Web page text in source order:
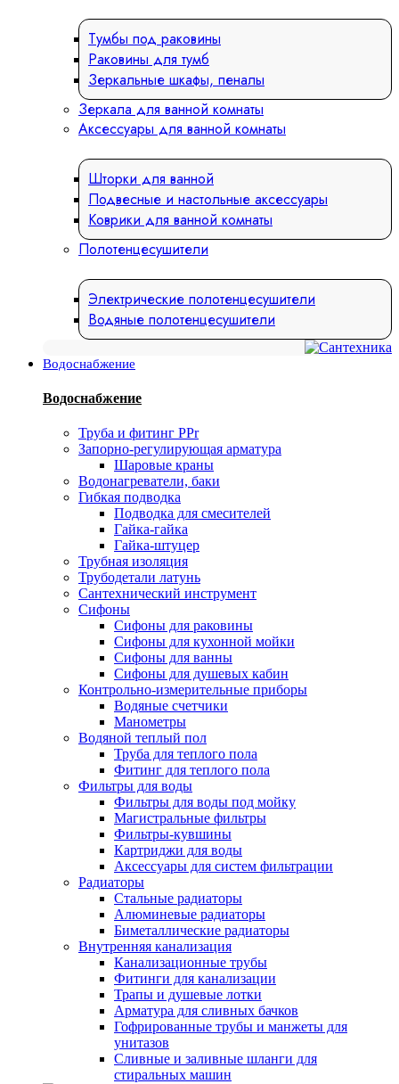
Тумбы под раковины
Раковины для тумб
Зеркальные шкафы, пеналы
Зеркала для ванной комнаты
Аксессуары для ванной комнаты
Шторки для ванной
Подвесные и настольные аксессуары
Коврики для ванной комнаты
Полотенцесушители
Электрические полотенцесушители
Водяные полотенцесушители
Водоснабжение
Водоснабжение
Труба и фитинг PPr
Запорно-регулирующая арматура
Шаровые краны
Водонагреватели, баки
Гибкая подводка
Подводка для смесителей
Гайка-гайка
Гайка-штуцер
Трубная изоляция
Трубодетали латунь
Сантехнический инструмент
Сифоны
Сифоны для раковины
Сифоны для кухонной мойки
Сифоны для ванны
Сифоны для душевых кабин
Контрольно-измерительные приборы
Водяные счетчики
Манометры
Водяной теплый пол
Труба для теплого пола
Фитинг для теплого пола
Фильтры для воды
Фильтры для воды под мойку
Магистральные фильтры
Фильтры-кувшины
Картриджи для воды
Аксессуары для систем фильтрации
Радиаторы
Стальные радиаторы
Алюминевые радиаторы
Биметаллические радиаторы
Внутренняя канализация
Канализационные трубы
Фитинги для канализации
Трапы и душевые лотки
Арматура для сливных бачков
Гофрированные трубы и манжеты для
унитазов
Сливные и заливные шланги для
стиральных машин